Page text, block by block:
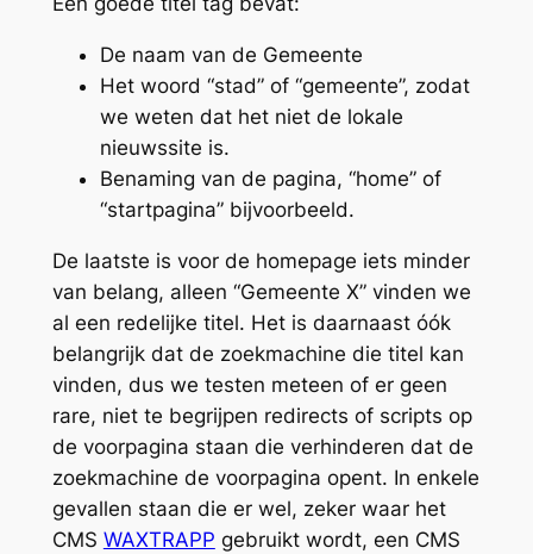
De naam van de Gemeente
Het woord “stad” of “gemeente”, zodat
we weten dat het niet de lokale
nieuwssite is.
Benaming van de pagina, “home” of
“startpagina” bijvoorbeeld.
De laatste is voor de homepage iets minder
van belang, alleen “Gemeente X” vinden we
al een redelijke titel. Het is daarnaast óók
belangrijk dat de zoekmachine die titel kan
vinden, dus we testen meteen of er geen
rare, niet te begrijpen redirects of scripts op
de voorpagina staan die verhinderen dat de
zoekmachine de voorpagina opent. In enkele
gevallen staan die er wel, zeker waar het
CMS WAXTRAPP gebruikt wordt, een CMS